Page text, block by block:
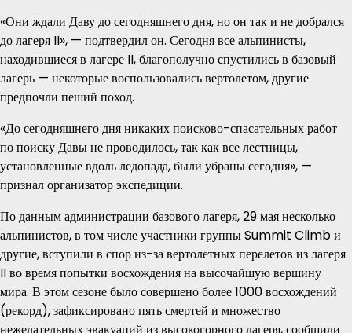
«Они ждали Даву до сегодняшнего дня, но он так и не добрался
до лагеря II», — подтвердил он. Сегодня все альпинисты,
находившиеся в лагере II, благополучно спустились в базовый
лагерь — некоторые воспользовались вертолетом, другие
предпочли пеший поход.
«До сегодняшнего дня никаких поисково-спасательных работ
по поиску Давы не проводилось, так как все лестницы,
установленные вдоль ледопада, были убраны сегодня», —
признал организатор экспедиции.
По данным администрации базового лагеря, 29 мая несколько
альпинистов, в том числе участники группы Summit Climb и
другие, вступили в спор из-за вертолетных перелетов из лагеря
II во время попытки восхождения на высочайшую вершину
мира. В этом сезоне было совершено более 1000 восхождений
(рекорд), зафиксировано пять смертей и множество
нежелательных эвакуаций из высокогорного лагеря, сообщили